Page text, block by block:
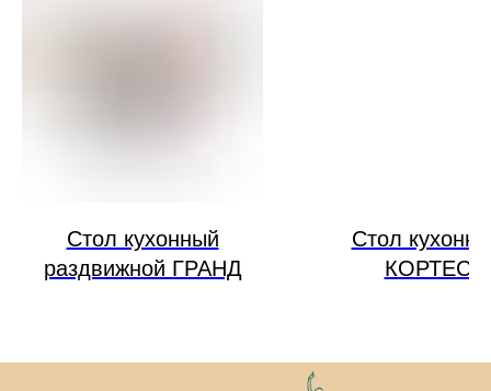
Cтол кухонный
раздвижной ГРАНД
Cтол
КОРТЕС